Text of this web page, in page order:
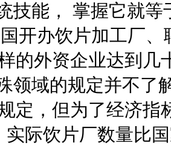
技能， 掌握它就
开办饮片加工厂、
的外资企业达到几
领域的规定并不了
定，但为了经济指
实际饮片厂数量比